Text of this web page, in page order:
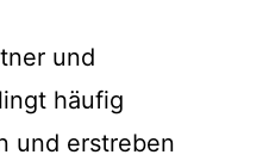
und
häufig
und erstreben